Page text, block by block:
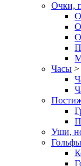
Очки,
Часы >
Уши,